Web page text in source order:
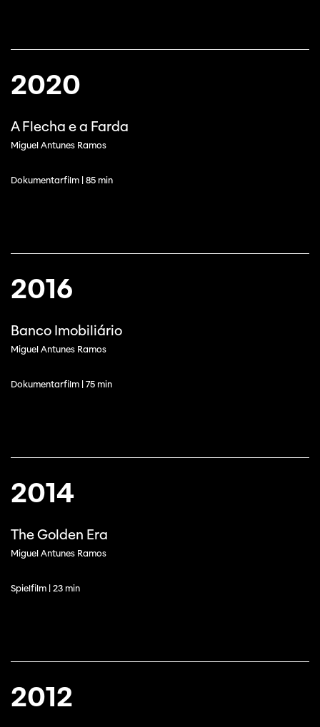
2020
A Flecha e a Farda
Miguel Antunes Ramos
Dokumentarfilm | 85 min
2016
Banco Imobiliário
Miguel Antunes Ramos
Dokumentarfilm | 75 min
2014
The Golden Era
Miguel Antunes Ramos
Spielfilm | 23 min
2012